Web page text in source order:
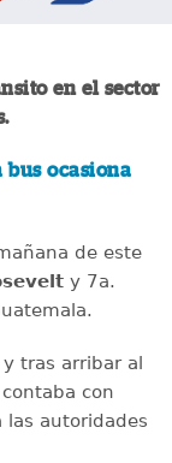
en el sector
bus ocasiona
de este
y 7a.
tras arribar al
con
las autoridades